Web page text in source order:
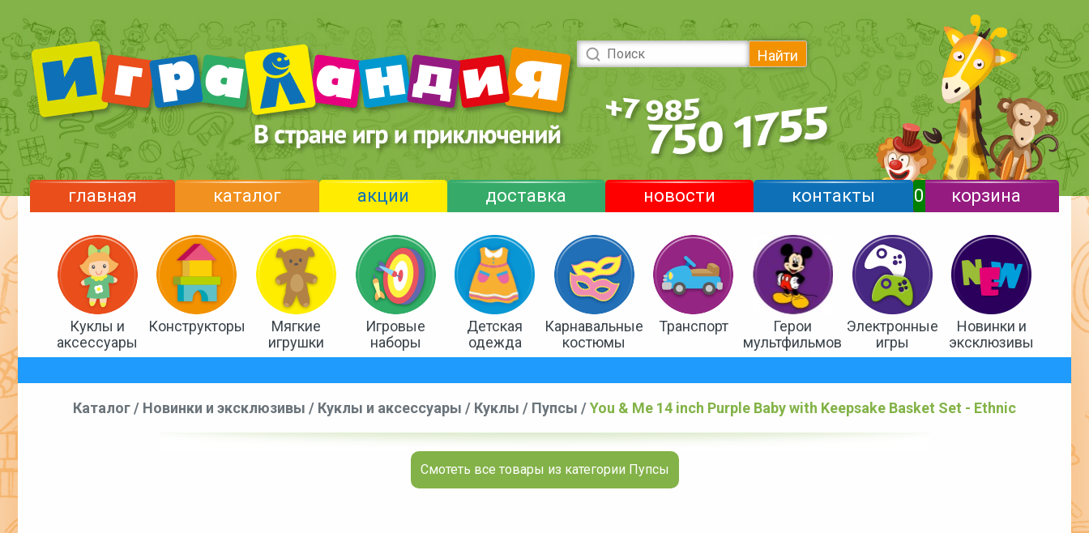
Найти
главная каталог акции доставка новости контакты 0 корзина
Куклы и
аксессуары
Конструкторы
Мягкие
игрушки
Игровые
наборы
Детская
одежда
Карнавальные
костюмы
Транспорт
Герои
мультфильмов
Электронные
игры
Новинки и
эксклюзивы
Каталог / Новинки и эксклюзивы / Куклы и аксессуары / Куклы / Пупсы /You & Me 14 inch Purple Baby with Keepsake Basket Set - Ethnic
Смотеть все товары из категории Пупсы